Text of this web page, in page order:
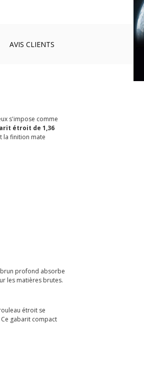
AVIS CLIENTS
s'impose comme
étroit de 1,36
la finition mate
brun profond absorbe
les matières brutes.
étroit se
gabarit compact